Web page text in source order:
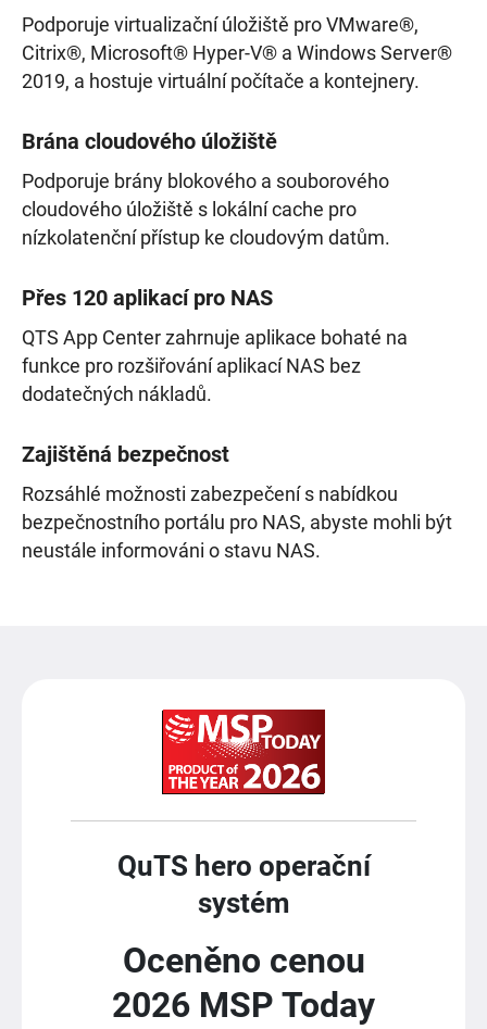
Podporuje virtualizační úložiště pro VMware®,
Citrix®, Microsoft® Hyper-V® a Windows Server®
2019, a hostuje virtuální počítače a kontejnery.
Brána cloudového úložiště
Podporuje brány blokového a souborového
cloudového úložiště s lokální cache pro
nízkolatenční přístup ke cloudovým datům.
Přes 120 aplikací pro NAS
QTS App Center zahrnuje aplikace bohaté na
funkce pro rozšiřování aplikací NAS bez
dodatečných nákladů.
Zajištěná bezpečnost
Rozsáhlé možnosti zabezpečení s nabídkou
bezpečnostního portálu pro NAS, abyste mohli být
neustále informováni o stavu NAS.
QuTS hero operační
systém
Oceněno cenou
2026 MSP Today